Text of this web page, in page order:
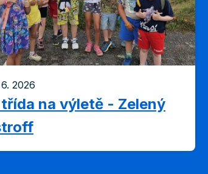
2026
na výletě - Zelený